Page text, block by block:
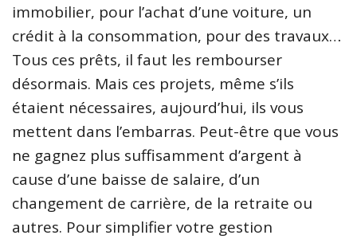
immobilier, pour l’achat d’une voiture, un
crédit à la consommation, pour des travaux…
Tous ces prêts, il faut les rembourser
désormais. Mais ces projets, même s’ils
étaient nécessaires, aujourd’hui, ils vous
mettent dans l’embarras. Peut-être que vous
ne gagnez plus suffisamment d’argent à
cause d’une baisse de salaire, d’un
changement de carrière, de la retraite ou
autres. Pour simplifier votre gestion